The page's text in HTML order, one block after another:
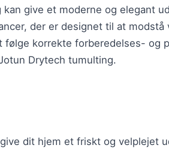
give et moderne og elegant
der er designet til at
følge korrekte forberedelses- og
Drytech tumulting.
dit hjem et friskt og velplejet